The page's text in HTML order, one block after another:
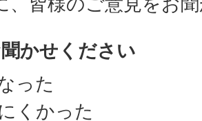
かせください
った
くかった